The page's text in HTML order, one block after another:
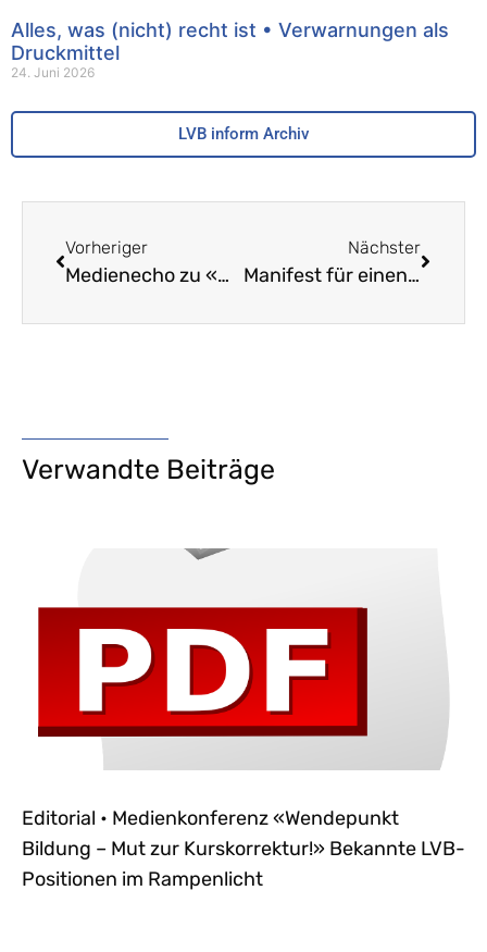
Alles, was (nicht) recht ist • Verwarnungen als
Druckmittel
24. Juni 2026
LVB inform Archiv
Vorheriger
Medienecho zu «Wendepunkt Bildung – Mut zur Kurskorrektur!» • Auswahl der Berichterstattung
Nächster
Manifest für einen bildungswirksamen Unterricht
Verwandte Beiträge
Editorial • Medienkonferenz «Wendepunkt
Bildung – Mut zur Kurskorrektur!» Bekannte LVB-
Positionen im Rampenlicht